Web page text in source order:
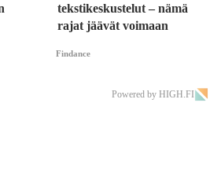
tekstikeskustelut – nämä
rajat jäävät voimaan
Findance
Powered by HIGH.FI